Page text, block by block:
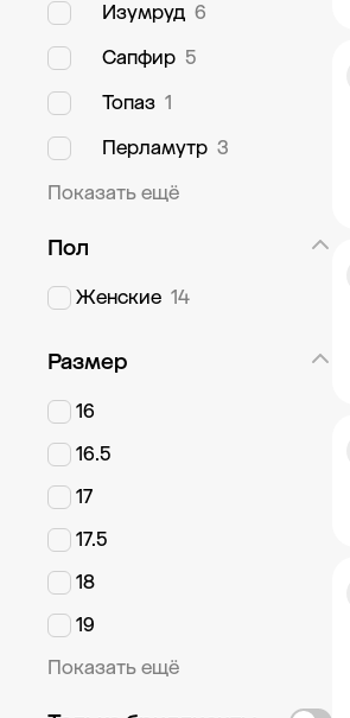
Изумруд 6
Сапфир 5
Топаз 1
Перламутр 3
Показать ещё
Пол
Женские 14
Размер
16
16.5
17
17.5
18
19
Показать ещё